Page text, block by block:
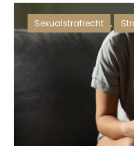
Sexualstrafrecht ,